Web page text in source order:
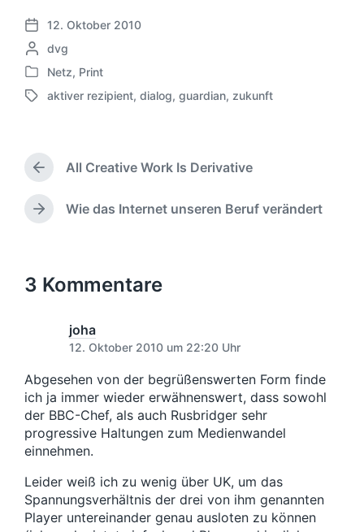
V
e
r
f
t
i
c
g
u
m
12. Oktober 2010
G
e
c
e
e
n
dvg
V
e
f
e
n
t
h
Netz, Print
S
a
w
ö
r
aktiver rezipient, dialog, guardian, zukunft
V
o
r
h
g
t
r
a
g
:
All Creative Work Is Derivative
N
s
i
t
r
a
g
:
Wie das Internet unseren Beruf verändert
3 Kommentare
joha
12. Oktober 2010 um 22:20 Uhr
Abgesehen von der begrüßenswerten Form finde
ich ja immer wieder erwähnenswert, dass sowohl
der BBC-Chef, als auch Rusbridger sehr
progressive Haltungen zum Medienwandel
einnehmen.
Leider weiß ich zu wenig über UK, um das
Spannungsverhältnis der drei von ihm genannten
Player untereinander genau ausloten zu können